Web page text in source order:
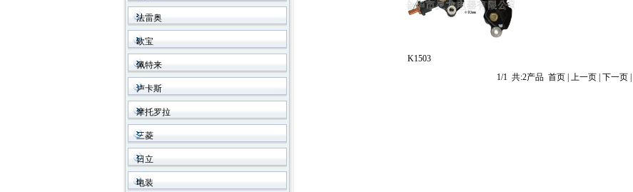
法雷奥
欧宝
佩特来
卢卡斯
摩托罗拉
三菱
日立
电装
K1503
1/1 共:2产品 首页 | 上一页 | 下一页 |